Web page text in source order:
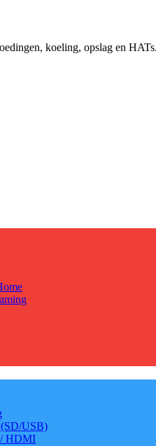
koeling, opslag en HATs.
USB)
HDMI